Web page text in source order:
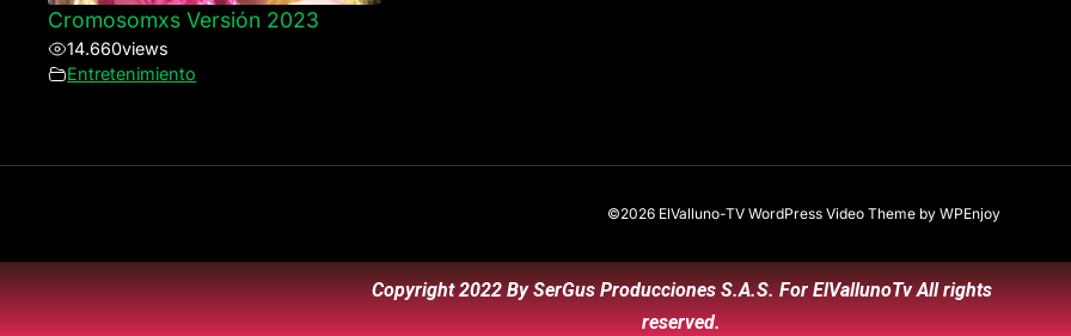
Cromosomxs Versión 2023
14.660views
Entretenimiento
©2026 ElValluno-TV WordPress Video Themeby WPEnjoy
Copyright 2022 By SerGus Producciones S.A.S. For ElVallunoTv All rights
reserved.